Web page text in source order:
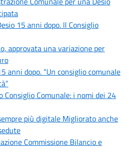
15 anni dopo. Il Consiglio
approvata una variazione per
anni dopo. “Un consiglio comunale
Consiglio Comunale: i nomi dei 24
più digitale Migliorato anche
Commissione Bilancio e